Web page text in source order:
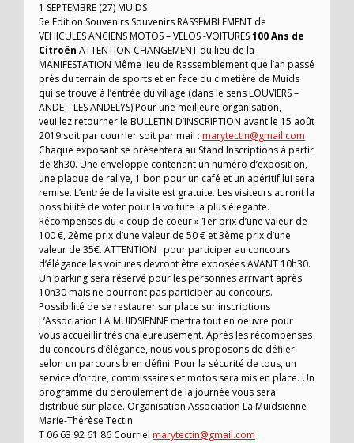
1 SEPTEMBRE (27) MUIDS
5e Edition Souvenirs Souvenirs RASSEMBLEMENT de
VEHICULES ANCIENS MOTOS – VELOS -VOITURES100 Ans de
Citroën ATTENTION CHANGEMENT du lieu de la
MANIFESTATION Même lieu de Rassemblement que l’an passé
près du terrain de sports et en face du cimetière de Muids
qui se trouve à l’entrée du village (dans le sens LOUVIERS –
ANDE – LES ANDELYS) Pour une meilleure organisation,
veuillez retourner le BULLETIN D’INSCRIPTION avant le 15 août
2019 soit par courrier soit par mail : marytectin@gmail.com
Chaque exposant se présentera au Stand Inscriptions à partir
de 8h30. Une enveloppe contenant un numéro d’exposition,
une plaque de rallye, 1 bon pour un café et un apéritif lui sera
remise. L’entrée de la visite est gratuite. Les visiteurs auront la
possibilité de voter pour la voiture la plus élégante.
Récompenses du « coup de coeur » 1er prix d’une valeur de
100 €, 2ème prix d’une valeur de 50 € et 3ème prix d’une
valeur de 35€. ATTENTION : pour participer au concours
d’élégance les voitures devront être exposées AVANT 10h30.
Un parking sera réservé pour les personnes arrivant après
10h30 mais ne pourront pas participer au concours.
Possibilité de se restaurer sur place sur inscriptions
L’Association LA MUIDSIENNE mettra tout en oeuvre pour
vous accueillir très chaleureusement. Après les récompenses
du concours d’élégance, nous vous proposons de défiler
selon un parcours bien défini. Pour la sécurité de tous, un
service d’ordre, commissaires et motos sera mis en place. Un
programme du déroulement de la journée vous sera
distribué sur place. Organisation Association La Muidsienne
Marie-Thérèse Tectin
T 06 63 92 61 86 Courriel marytectin@gmail.com